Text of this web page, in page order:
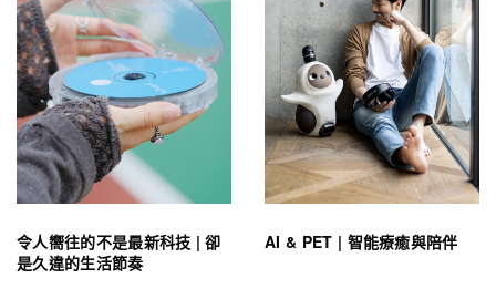
令人嚮往的不是最新科技 | 卻
是久違的生活節奏
AI & PET | 智能療癒與陪伴